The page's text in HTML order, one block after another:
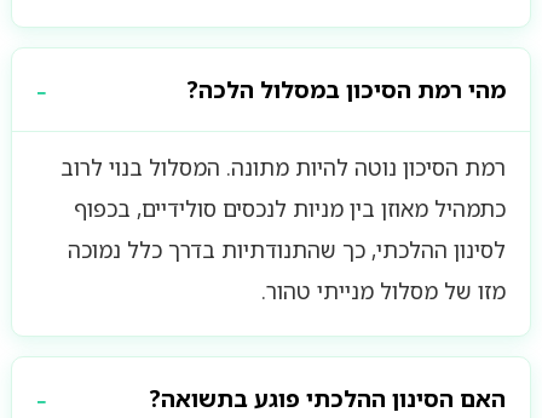
מהי רמת הסיכון במסלול הלכה?
רמת הסיכון נוטה להיות מתונה. המסלול בנוי לרוב
כתמהיל מאוזן בין מניות לנכסים סולידיים, בכפוף
לסינון ההלכתי, כך שהתנודתיות בדרך כלל נמוכה
מזו של מסלול מנייתי טהור.
האם הסינון ההלכתי פוגע בתשואה?